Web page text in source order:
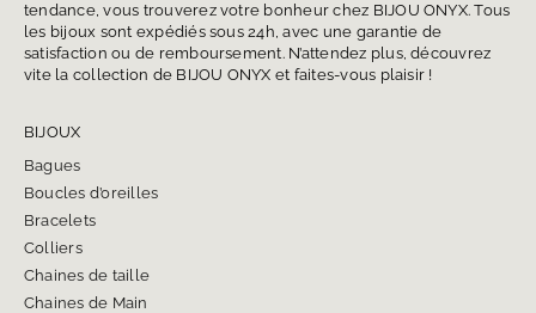
tendance, vous trouverez votre bonheur chez BIJOU ONYX. Tous
les bijoux sont expédiés sous 24h, avec une garantie de
satisfaction ou de remboursement. N’attendez plus, découvrez
vite la collection de BIJOU ONYX et faites-vous plaisir !
BIJOUX
Bagues
Boucles d’oreilles
Bracelets
Colliers
Chaines de taille
Chaines de Main